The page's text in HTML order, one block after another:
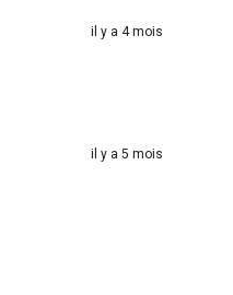
il y a 4 mois
il y a 5 mois